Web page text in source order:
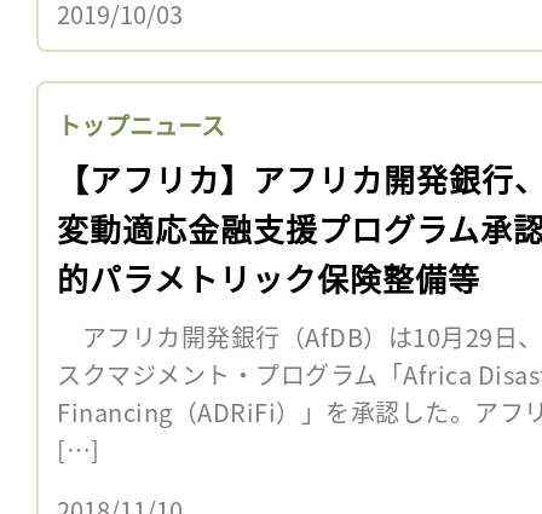
2019/10/03
トップニュース
【アフリカ】アフリカ開発銀行
変動適応金融支援プログラム承
的パラメトリック保険整備等
アフリカ開発銀行（AfDB）は10月29日
スクマジメント・プログラム「Africa
Financing（ADRiFi）」を承認した。アフ
[…]